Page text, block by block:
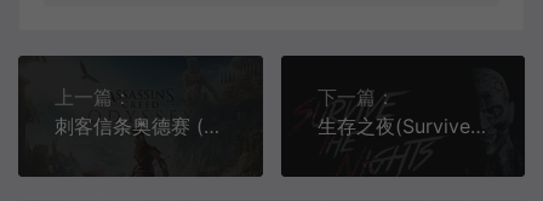
上一篇：
刺客信条奥德赛 (Assassin's Creed Odyssey)简中|PC|ACT|修改器|解锁|开放世界动作角色扮演游戏
下一篇：
生存之夜(Survive the Nights)简中|PC|ACT|开放世界恐怖生存游戏